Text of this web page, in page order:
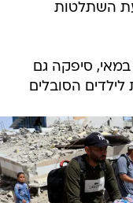
השתלטות
הקרן, שהחלה את פעילותה ב־26 במאי, סיפקה גם
לילדים הסובלים